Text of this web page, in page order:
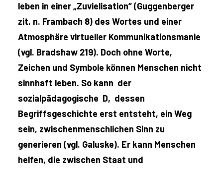
leben in einer „Zuvielisation“ (Guggenberger
zit. n. Frambach 8) des Wortes und einer
Atmosphäre virtueller Kommunikationsmanie
(vgl. Bradshaw 219). Doch ohne Worte,
Zeichen und Symbole können Menschen nicht
sinnhaft leben. So kann der
sozialpädagogische D, dessen
Begriffsgeschichte erst entsteht, ein Weg
sein, zwischenmenschlichen Sinn zu
generieren (vgl. Galuske). Er kann Menschen
helfen, die zwischen Staat und